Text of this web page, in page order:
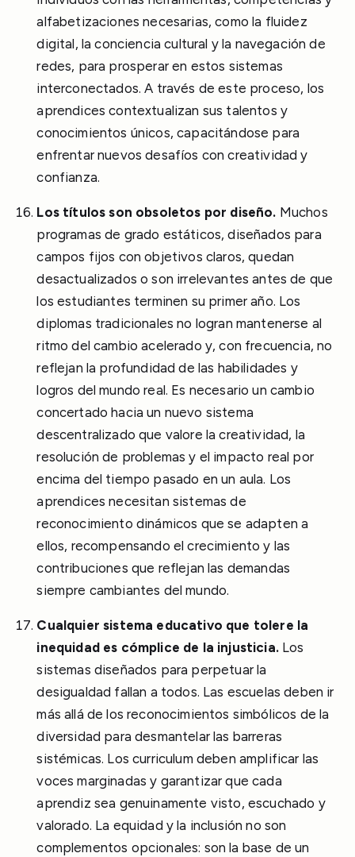
alfabetizaciones necesarias, como la fluidez
digital, la conciencia cultural y la navegación de
redes, para prosperar en estos sistemas
interconectados. A través de este proceso, los
aprendices contextualizan sus talentos y
conocimientos únicos, capacitándose para
enfrentar nuevos desafíos con creatividad y
confianza.
Los títulos son obsoletos por diseño. Muchos
programas de grado estáticos, diseñados para
campos fijos con objetivos claros, quedan
desactualizados o son irrelevantes antes de que
los estudiantes terminen su primer año. Los
diplomas tradicionales no logran mantenerse al
ritmo del cambio acelerado y, con frecuencia, no
reflejan la profundidad de las habilidades y
logros del mundo real. Es necesario un cambio
concertado hacia un nuevo sistema
descentralizado que valore la creatividad, la
resolución de problemas y el impacto real por
encima del tiempo pasado en un aula. Los
aprendices necesitan sistemas de
reconocimiento dinámicos que se adapten a
ellos, recompensando el crecimiento y las
contribuciones que reflejan las demandas
siempre cambiantes del mundo.
Cualquier sistema educativo que tolere la
inequidad es cómplice de la injusticia.Los
sistemas diseñados para perpetuar la
desigualdad fallan a todos. Las escuelas deben ir
más allá de los reconocimientos simbólicos de la
diversidad para desmantelar las barreras
sistémicas. Los curriculum deben amplificar las
voces marginadas y garantizar que cada
aprendiz sea genuinamente visto, escuchado y
valorado. La equidad y la inclusión no son
complementos opcionales: son la base de un